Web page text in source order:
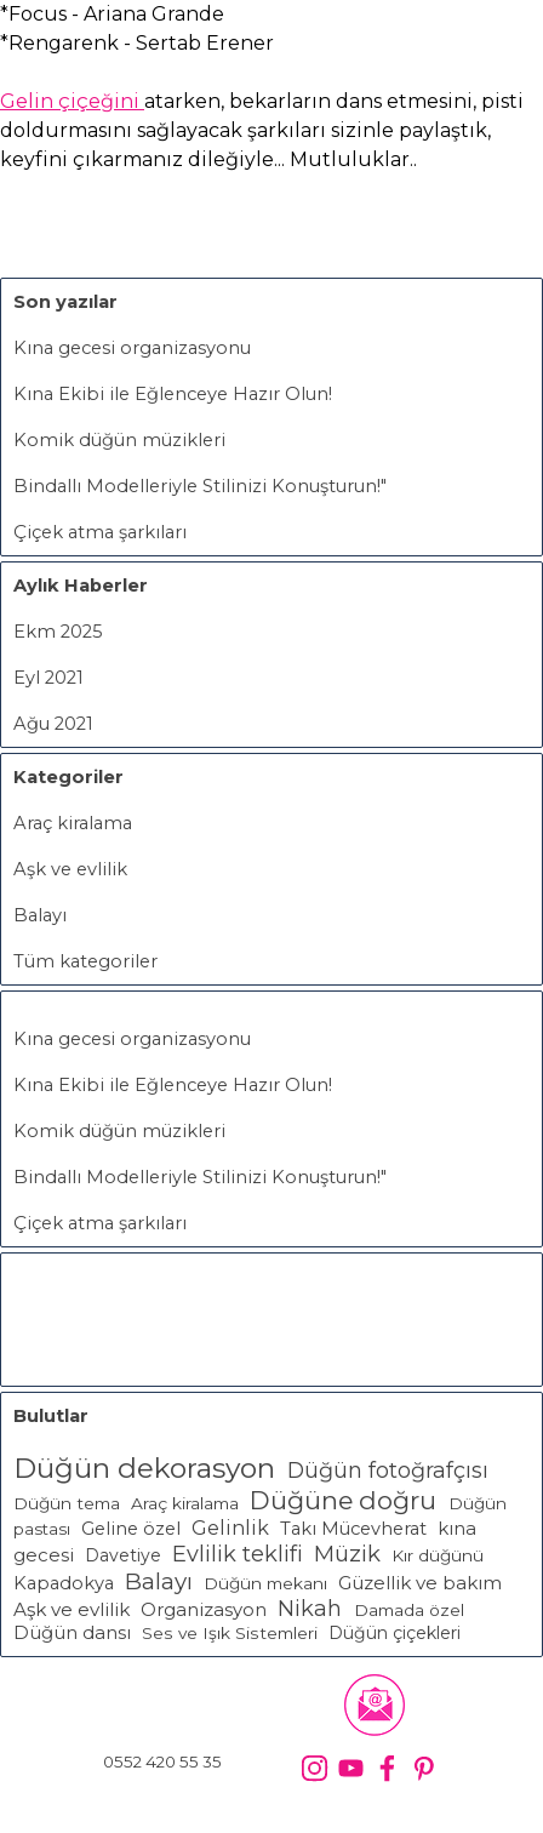
*Focus - Ariana Grande
*Rengarenk - Sertab Erener
Gelin çiçeğini atarken, bekarların dans etmesini, pisti
doldurmasını sağlayacak şarkıları sizinle paylaştık,
keyfini çıkarmanız dileğiyle... Mutluluklar..
Son yazılar
Kına gecesi organizasyonu
Kına Ekibi ile Eğlenceye Hazır Olun!
Komik düğün müzikleri
Bindallı Modelleriyle Stilinizi Konuşturun!"
Çiçek atma şarkıları
Aylık Haberler
Ekm 2025
Eyl 2021
Ağu 2021
Kategoriler
Araç kiralama
Aşk ve evlilik
Balayı
Tüm kategoriler
Kına gecesi organizasyonu
Kına Ekibi ile Eğlenceye Hazır Olun!
Komik düğün müzikleri
Bindallı Modelleriyle Stilinizi Konuşturun!"
Çiçek atma şarkıları
Bulutlar
Düğün dekorasyon Düğün fotoğrafçısı
Düğün tema Araç kiralama Düğüne doğru
Düğün
pastası
Geline özel Gelinlik Takı Mücevherat kına
gecesi
Davetiye Evlilik teklifi Müzik Kır düğünü
Kapadokya Balayı Düğün mekanı
Güzellik ve bakım
Aşk ve evlilik Organizasyon Nikah Damada özel
Düğün dansı Ses ve Işık Sistemleri Düğün çiçekleri
0552 420 55 35